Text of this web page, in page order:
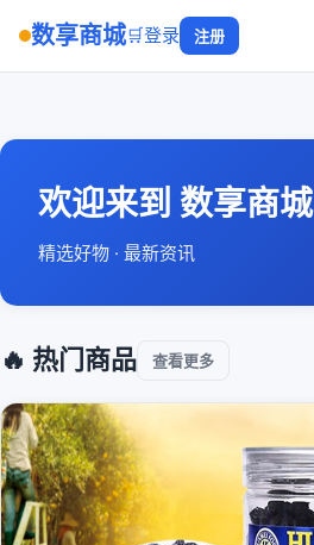
数享商城🛒登录 注册
欢迎来到 数享商城
精选好物 · 最新资讯
🔥 热门商品 查看更多